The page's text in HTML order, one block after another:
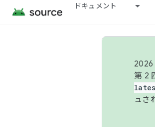
ドキュメント
2026
第 2
ュさ